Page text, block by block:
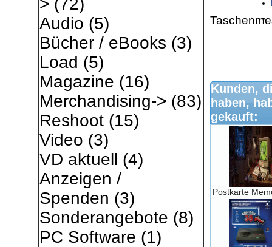
> (72)
Audio (5)
Bücher / eBooks (3)
Load (5)
Magazine (16)
Merchandising-> (83)
Reshoot(15)
Video (3)
VD aktuell (4)
Anzeigen /
Spenden (3)
Sonderangebote (8)
PC Software (1)
Kunden,
haben,
gekauft:
Postkarte